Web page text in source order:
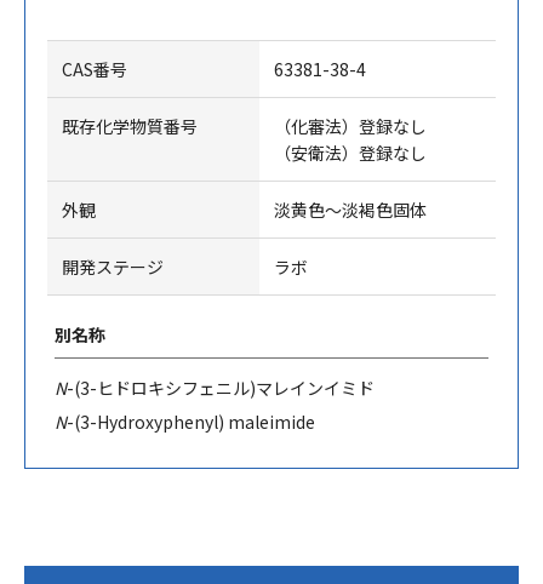
CAS番号 63381-38-4
既存化学物質番号
（化審法）登録なし
（安衛法）登録なし
外観 淡黄色～淡褐色固体
開発ステージ ラボ
別名称
N-(3- ヒドロキシフェニル)マレインイミド
N-(3-Hydroxyphenyl) maleimide